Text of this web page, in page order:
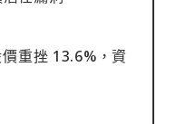
重挫 13.6%，資